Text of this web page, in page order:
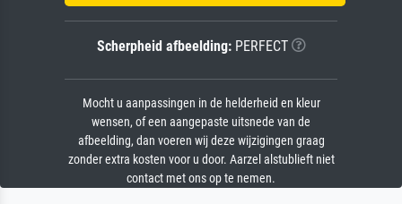
Scherpheid afbeelding:PERFECT
Mocht u aanpassingen in de helderheid en kleur
wensen, of een aangepaste uitsnede van de
afbeelding, dan voeren wij deze wijzigingen graag
zonder extra kosten voor u door. Aarzel alstublieft niet
contact met ons op te nemen.